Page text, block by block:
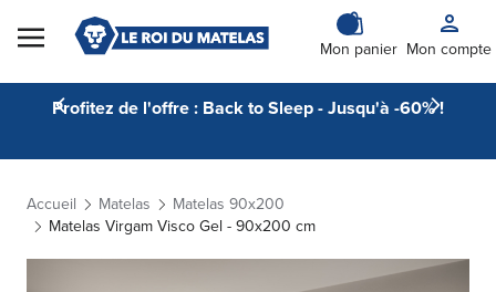
Skip to Content
Mon panier Mon compte
Profitez de l'offre : Back to Sleep - Jusqu'à -60% !
Accueil Matelas
Matelas 90x200
Matelas Virgam Visco Gel - 90x200 cm